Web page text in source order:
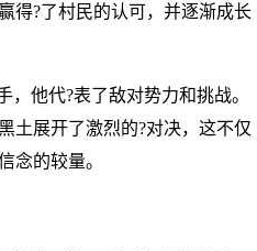
得?了村民的认可，并逐渐成长
，他代?表了敌对势力和挑战。
土展开了激烈的?对决，这不仅
念的较量。